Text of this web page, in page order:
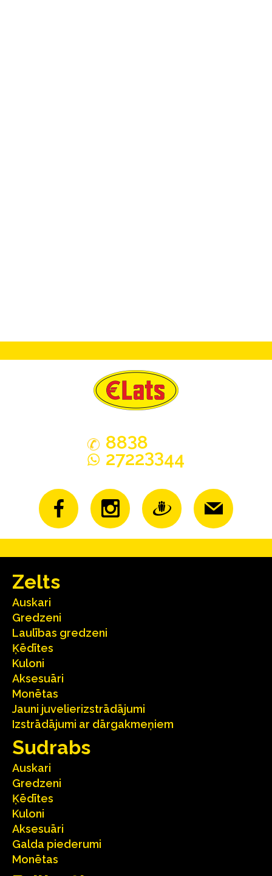
8838
27223344
Zelts
Auskari
Gredzeni
Laulības gredzeni
Ķēdītes
Kuloni
Aksesuāri
Monētas
Jauni juvelierizstrādājumi
Izstrādājumi ar dārgakmeņiem
Sudrabs
Auskari
Gredzeni
Ķēdītes
Kuloni
Aksesuāri
Galda piederumi
Monētas